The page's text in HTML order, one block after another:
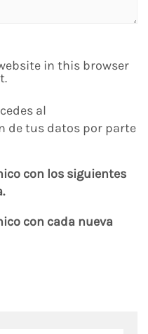
in this browser
al
de tus datos por parte
con los siguientes
con cada nueva